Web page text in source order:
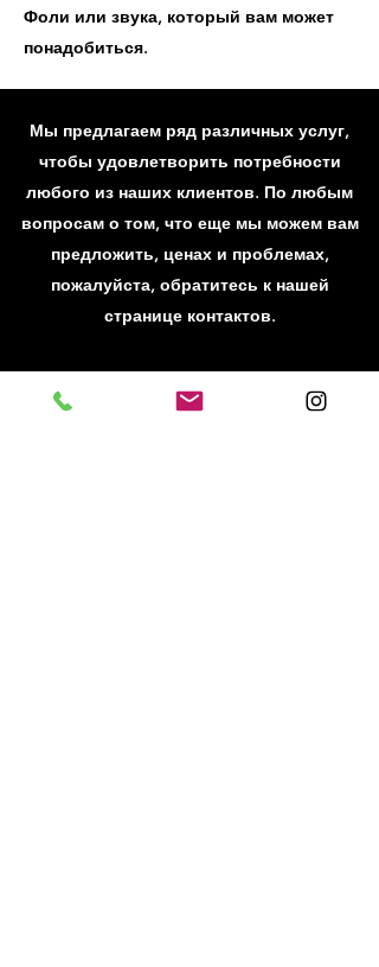
Фоли или звука, который вам может
понадобиться.
Мы предлагаем ряд различных услуг,
чтобы удовлетворить потребности
любого из наших клиентов. По любым
вопросам о том, что еще мы можем вам
предложить, ценах и проблемах,
пожалуйста, обратитесь к нашей
странице контактов.